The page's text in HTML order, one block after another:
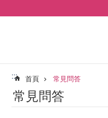
::: 首頁 常見問答
常見問答